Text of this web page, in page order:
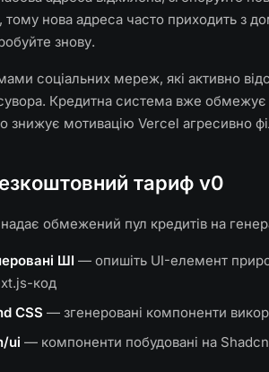
тому нова адреса часто приходить з
знову.
соціальних мереж, які активно
Кредитна система вже
знижує мотивацію Vercel агресивно
тариф v0
обмежений пул кредитів на
ШІ — опишіть UI-елемент
код
CSS — згенеровані компоненти
ui — компоненти побудовані на